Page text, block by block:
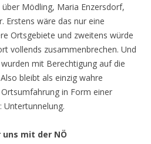
Mödling, Maria Enzersdorf,
Erstens wäre das nur eine
Ortsgebiete und zweitens würde
vollends zusammenbrechen. Und
mit Berechtigung auf die
bleibt als einzig wahre
in Form einer
Untertunnelung.
mit der NÖ